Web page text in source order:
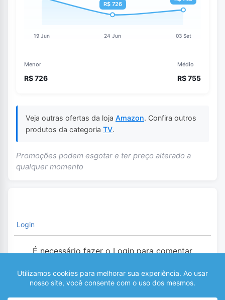
Menor
R$ 726
Médio
R$ 755
Veja outras ofertas da loja Amazon. Confira outros
produtos da categoria TV.
Promoções podem esgotar e ter preço alterado a
qualquer momento
Login
É necessário fazer o Login para comentar
0 COMENTÁRIOS